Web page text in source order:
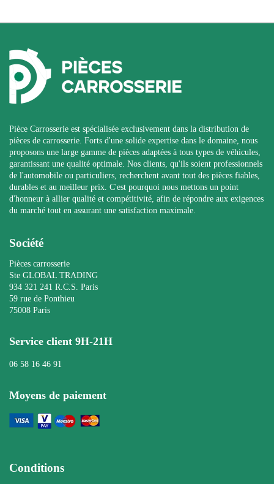
Pièce Carrosserie est spécialisée exclusivement dans la distribution de
pièces de carrosserie. Forts d'une solide expertise dans le domaine, nous
proposons une large gamme de pièces adaptées à tous types de véhicules,
garantissant une qualité optimale. Nos clients, qu'ils soient professionnels
de l'automobile ou particuliers, recherchent avant tout des pièces fiables,
durables et au meilleur prix. C'est pourquoi nous mettons un point
d'honneur à allier qualité et compétitivité, afin de répondre aux exigences
du marché tout en assurant une satisfaction maximale.
Société
Pièces carrosserie
Ste GLOBAL TRADING
934 321 241 R.C.S. Paris
59 rue de Ponthieu
75008 Paris
Service client 9H-21H
06 58 16 46 91
Moyens de paiement
Conditions